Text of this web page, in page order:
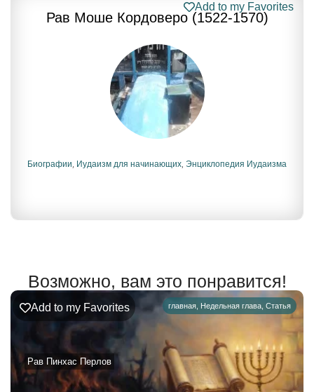
Рав Моше Кордоверо (1522-1570)
Add to my Favorites
Биографии, Иудаизм для начинающих, Энциклопедия Иудаизма
Возможно, вам это понравится!
главная, Недельная глава, Статья
Рав Пинхас Перлов
Add to my Favorites